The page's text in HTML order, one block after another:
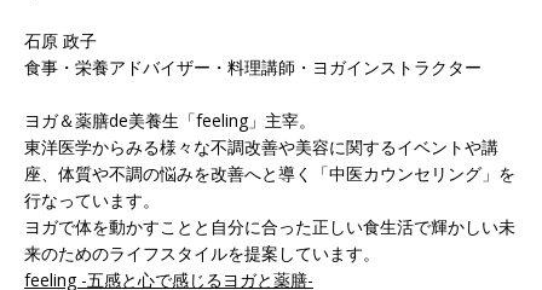
石原 政子
食事・栄養アドバイザー・料理講師・ヨガインストラクター
ヨガ＆薬膳de美養生「feeling」主宰。
東洋医学からみる様々な不調改善や美容に関するイベントや講
座、体質や不調の悩みを改善へと導く「中医カウンセリング」を
行なっています。
ヨガで体を動かすことと自分に合った正しい食生活で輝かしい未
来のためのライフスタイルを提案しています。
feeling -五感と心で感じるヨガと薬膳-